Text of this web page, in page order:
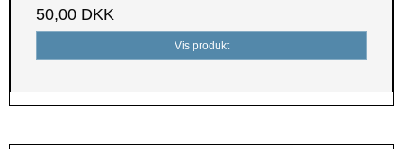
50,00 DKK
Vis produkt